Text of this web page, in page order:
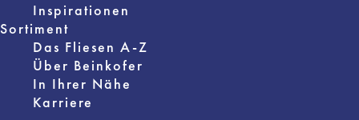
Inspirationen
Sortiment
Das Fliesen A-Z
Über Beinkofer
In Ihrer Nähe
Karriere